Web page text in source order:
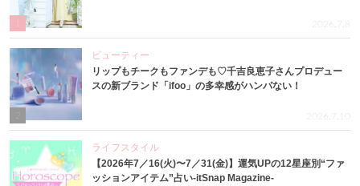
2026.7.8
ビューティー
リップもチークもファンデも♡千吉良恵子さんプロデュー
スの新ブランド「ifoo」の多幸感がハンパない！
2026.7.10
ライフスタイル
【2026年7／16(火)〜7／31(金)】運気UPの12星座別“ファ
ッションアイテム”占い-itSnap Magazine-